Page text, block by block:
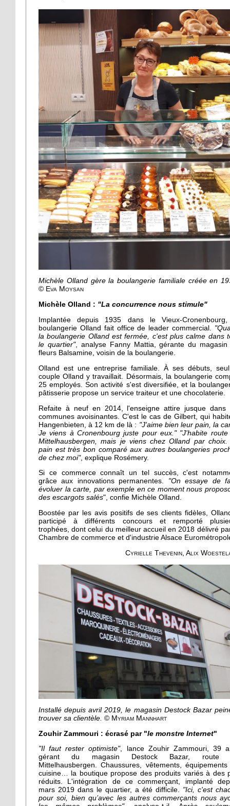
Michèle Olland gère la boulangerie familiale créée en
© Eva Moysan
Michèle Olland : "La concurrence nous stimule"
Implantée depuis 1935 dans le Vieux-
boulangerie Olland fait office de leader commercial.
la boulangerie Olland est fermée, c'est plus calme dans
le quartier", analyse Fanny Mattia, gérante du magasin
fleurs Balsamine, voisin de la boulangerie.
Olland est une entreprise familiale. À ses débuts,
couple Olland y travaillait. Désormais, la boulangerie
25 employés. Son activité s'est diversifiée, et la
pâtisserie propose un service traiteur et une chocolaterie.
Refaite à neuf en 2014, l'enseigne attire jusque dans
communes avoisinantes. C'est le cas de Gilbert, qui
Hangenbieten, à 12 km de là : "J'aime bien leur pain, la
Je viens à Cronenbourg juste pour eux." "J'habite route
Mittelhausbergen, mais je viens chez Olland par choix.
pain est très bon comparé aux autres boulangeries
de chez moi", explique Rosémery.
Si ce commerce connaît un tel succès, c'est
grâce aux innovations permanentes. "On essaye de
évoluer la carte, par exemple en ce moment nous
des escargots salés", confie Michèle Olland.
Boostée par les avis positifs de ses clients fidèles,
participé à différents concours et remporté
trophées, dont celui du meilleur accueil en 2018 délivré
Chambre de commerce et d'industrie Alsace
Cyrielle Thevenin, Alix
Installé depuis avril 2019, le magasin Destock Bazar
trouver sa clientèle. © Myriam Mannhart
Zouhir Zammouri : écrasé par "le monstre Internet"
"Il faut rester optimiste", lance Zouhir Zammouri, 39
gérant du magasin Destock Bazar, route
Mittelhausbergen. Chaussures, vêtements,
cuisine… la boutique propose des produits variés à des
réduits. L'intégration de ce commerçant, implanté
mars 2019 dans le quartier, a été difficile. "Ici, c'est
pour soi, bien qu’avec les autres commerçants nous